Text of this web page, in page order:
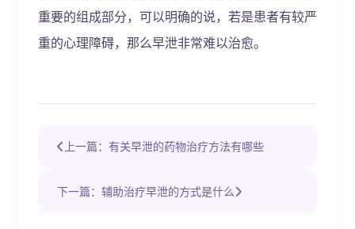
重要的组成部分，可以明确的说，若是患者有较严
重的心理障碍，那么早泄非常难以治愈。
上一篇：有关早泄的药物治疗方法有哪些
下一篇：辅助治疗早泄的方式是什么